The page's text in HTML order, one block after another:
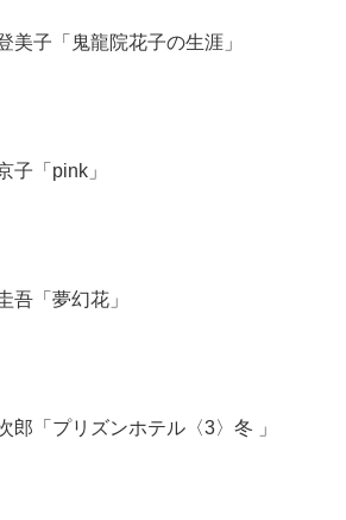
美子「鬼龍院花子の生涯」
子「pink」
吾「夢幻花」
郎「プリズンホテル〈3〉冬 」